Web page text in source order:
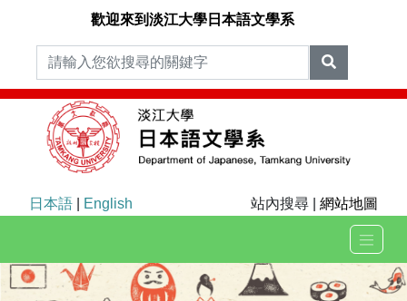
歡迎來到淡江大學日本語文學系
日本語 English 站內搜尋 | 網站地圖